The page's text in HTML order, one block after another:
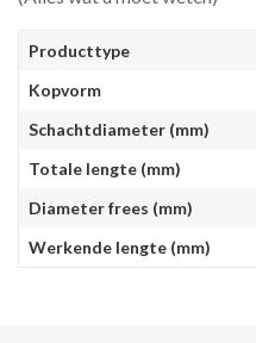
Producttype
Kopvorm
Schachtdiameter (mm)
Totale lengte (mm)
Diameter frees (mm)
Werkende lengte (mm)